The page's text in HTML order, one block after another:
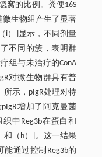
窝的比例。粪便16S
微生物组产生了显著
i）]显示，不同剂量
不同的簇，表明群
组与未治疗的ConA
对微生物群具有普
所示，pIgR处理对特
增加了阿克曼菌
中Reg3b在蛋白和
和（h）]。这一结果
能通过控制Reg3b的